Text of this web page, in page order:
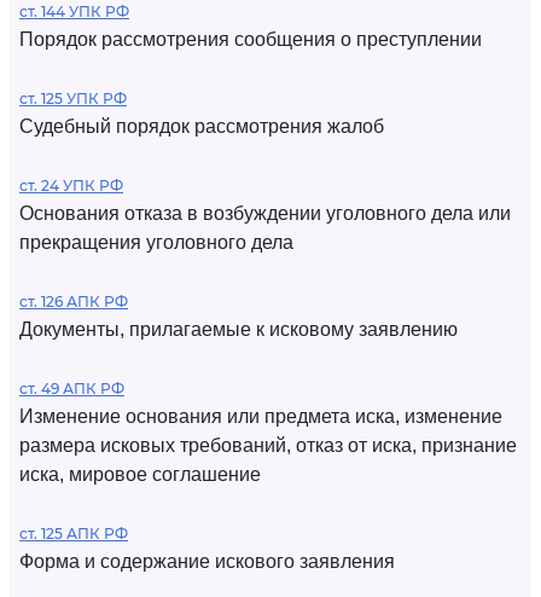
ст. 144 УПК РФ
Порядок рассмотрения сообщения о преступлении
ст. 125 УПК РФ
Судебный порядок рассмотрения жалоб
ст. 24 УПК РФ
Основания отказа в возбуждении уголовного дела или
прекращения уголовного дела
ст. 126 АПК РФ
Документы, прилагаемые к исковому заявлению
ст. 49 АПК РФ
Изменение основания или предмета иска, изменение
размера исковых требований, отказ от иска, признание
иска, мировое соглашение
ст. 125 АПК РФ
Форма и содержание искового заявления